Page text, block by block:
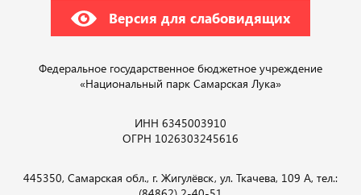
Версия для слабовидящих
Федеральное государственное бюджетное учреждение
«Национальный парк Самарская Лука»
ИНН 6345003910
ОГРН 1026303245616
445350, Самарская обл., г. Жигулёвск, ул. Ткачева, 109 А, тел.: